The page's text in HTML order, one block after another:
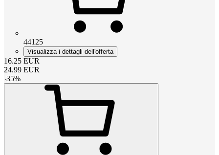
44125
Visualizza i dettagli dell'offerta
16.25 EUR
24.99 EUR
-35%